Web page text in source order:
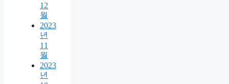
12
월
2023
년
11
월
2023
년